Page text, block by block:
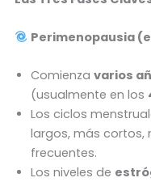
Perimenopausia
Comienza varios
(usualmente en los
Los ciclos
largos, más cortos,
frecuentes.
Los niveles de